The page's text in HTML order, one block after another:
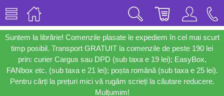
Suntem la librărie! Comenzile plasate le expediem în cel mai scurt
timp posibil. Transport GRATUIT la comenzile de peste 190 lei
prin: curier Cargus sau DPD (sub taxa e 19 lei); EasyBox,
FANbox etc. (sub taxa e 21 lei); poșta română (sub taxa e 25 lei).
Pentru cărți la prețuri mici vă rugăm scrieți la căutare reducere.
Mulțumim!